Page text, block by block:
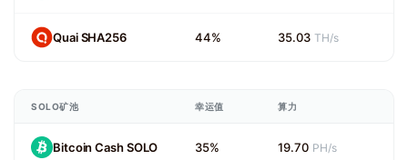
Quai SHA256 44% 35.03 TH/s
SOLO矿池 幸运值 算力
Bitcoin Cash SOLO 35% 19.70 PH/s